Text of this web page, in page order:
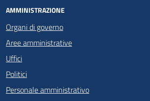
AMMINISTRAZIONE
Organi di governo
Aree amministrative
Uffici
Politici
Personale amministrativo